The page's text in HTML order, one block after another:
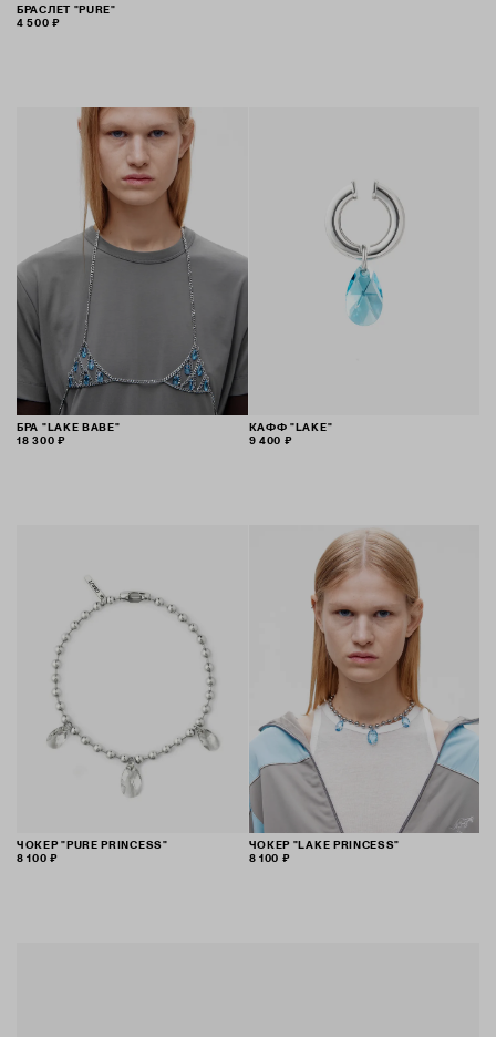
БРАСЛЕТ "PURE"
4 500 ₽
БРА "LAKE BABE"
18 300 ₽
КАФФ "LAKE"
9 400 ₽
ЧОКЕР "PURE PRINCESS"
8 100 ₽
ЧОКЕР "LAKE PRINCESS"
8 100 ₽